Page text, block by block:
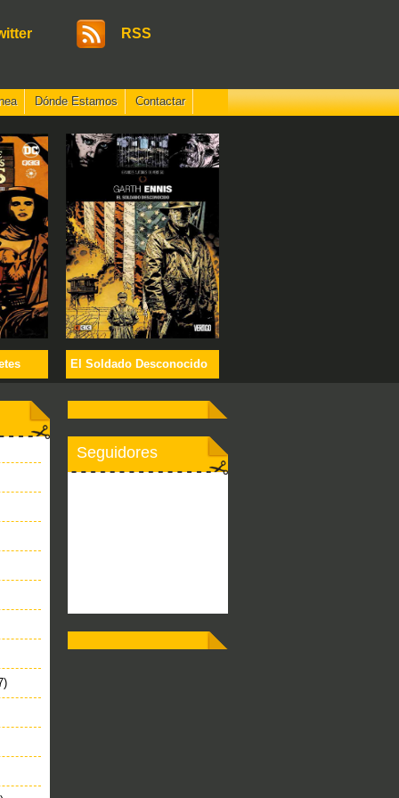
RSS
Dónde Estamos Contactar
El Soldado Desconocido
Seguidores